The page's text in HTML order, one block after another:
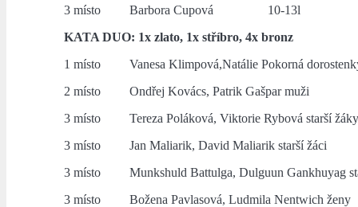
3 místo Barbora Cupová 10-13l
KATA DUO: 1x zlato, 1x stříbro, 4x bronz
1 místo Vanesa Klimpová,Natálie Pokorná
2 místo Ondřej Kovács, Patrik Gašpar muži
3 místo Tereza Poláková, Viktorie Rybová starší
3 místo Jan Maliarik, David Maliarik starší žáci
3 místo Munkshuld Battulga, Dulguun Gankhuyag
3 místo Božena Pavlasová, Ludmila Nentwich ženy